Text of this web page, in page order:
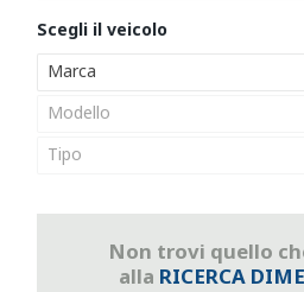
Marca
Modello
Tipo
Non trovi quello
alla RICERCA